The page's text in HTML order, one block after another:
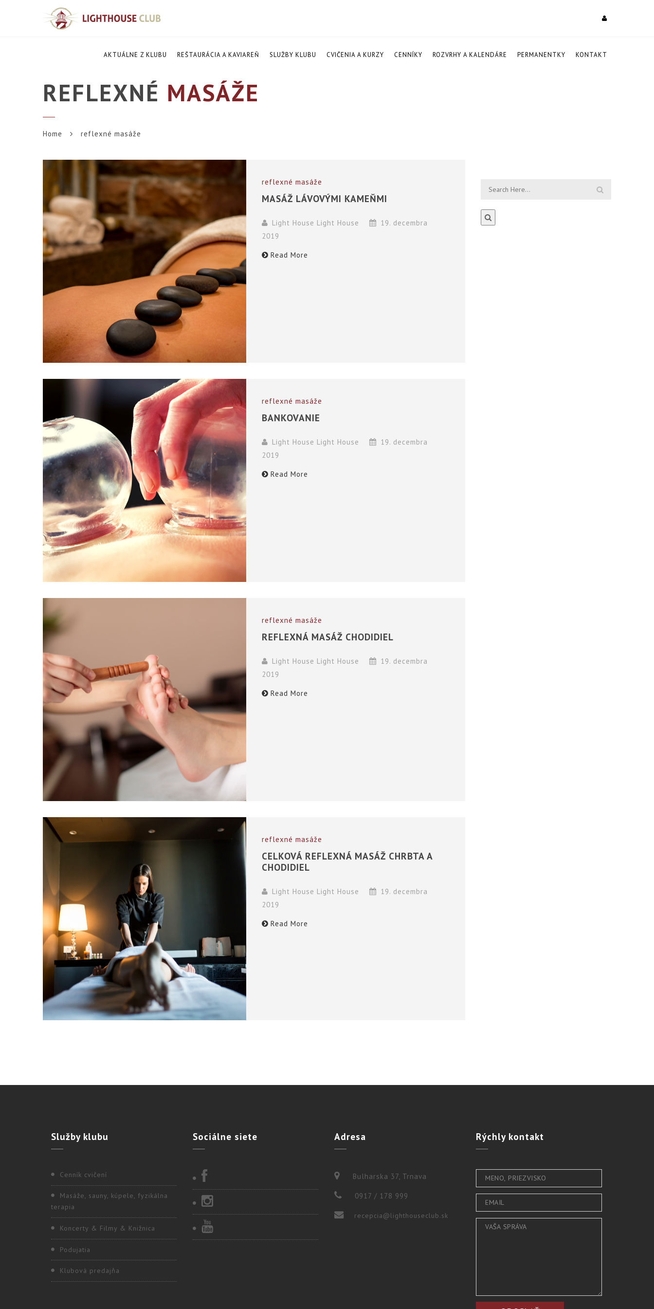
AKTUÁLNE Z KLUBU REŠTAURÁCIA A KAVIAREŇ SLUŽBY KLUBU CVIČENIA A KURZY CENNÍKY ROZVRHY A KALENDÁRE PERMANENTKY KONTAKT
REFLEXNÉ MASÁŽE
Home reflexné masáže
reflexné masáže
MASÁŽ LÁVOVÝMI KAMEŇMI
Light House Light House
19. decembra
2019
Read More
reflexné masáže
BANKOVANIE
Light House Light House
19. decembra
2019
Read More
reflexné masáže
REFLEXNÁ MASÁŽ CHODIDIEL
Light House Light House
19. decembra
2019
Read More
reflexné masáže
CELKOVÁ REFLEXNÁ MASÁŽ CHRBTA A
CHODIDIEL
Light House Light House
19. decembra
2019
Read More
Službyklubu
Cenník cvičení
Masáže, sauny, kúpele, fyzikálna
terapia
Koncerty & Filmy & Knižnica
Podujatia
Klubová predajňa
Sociálne siete Adresa
Bulharska 37, Trnava
0917 / 178 999
recepcia@lighthouseclub.sk
Rýchlykontakt